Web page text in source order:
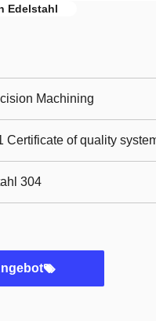
Edelstahl
Machining
Certificate of quality
304